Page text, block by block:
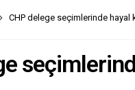
CHP delege seçimlerinde hayal